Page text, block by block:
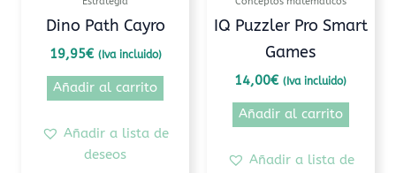
Dino Path Cayro
19,95€ (Iva incluido)
Añadir al carrito
Añadir a lista de
deseos
IQ Puzzler Pro Smart
Games
14,00€ (Iva incluido)
Añadir al carrito
Añadir a lista de